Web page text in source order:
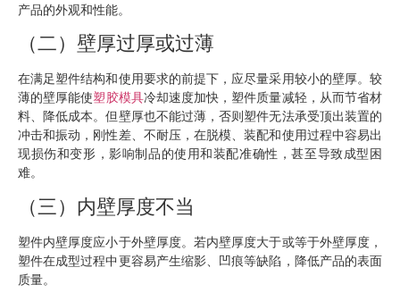
产品的外观和性能。
（二）壁厚过厚或过薄
在满足塑件结构和使用要求的前提下，应尽量采用较小的壁厚。较
薄的壁厚能使塑胶模具冷却速度加快，塑件质量减轻，从而节省材
料、降低成本。但壁厚也不能过薄，否则塑件无法承受顶出装置的
冲击和振动，刚性差、不耐压，在脱模、装配和使用过程中容易出
现损伤和变形，影响制品的使用和装配准确性，甚至导致成型困
难。
（三）内壁厚度不当
塑件内壁厚度应小于外壁厚度。若内壁厚度大于或等于外壁厚度，
塑件在成型过程中更容易产生缩影、凹痕等缺陷，降低产品的表面
质量。